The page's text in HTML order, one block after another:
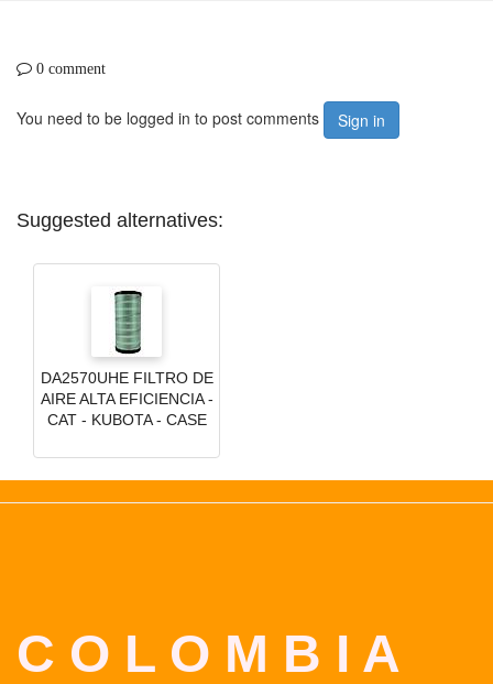
0 comment
You need to be logged in to post comments Sign in
Suggested alternatives:
DA2570UHE FILTRO DE
AIRE ALTA EFICIENCIA -
CAT - KUBOTA - CASE
C O L O M B I A